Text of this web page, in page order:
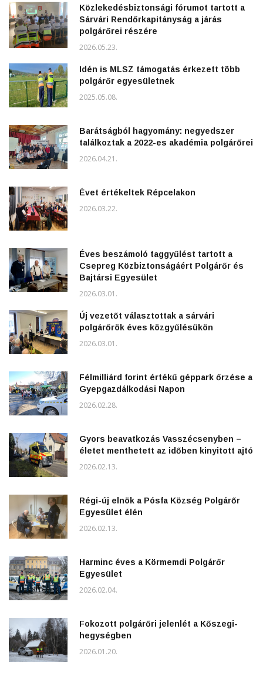
Közlekedésbiztonsági fórumot tartott a
Sárvári Rendőrkapitányság a járás
polgárőrei részére
2026.05.23.
Idén is MLSZ támogatás érkezett több
polgárőr egyesületnek
2025.05.08.
Barátságból hagyomány: negyedszer
találkoztak a 2022-es akadémia polgárőrei
2026.04.21.
Évet értékeltek Répcelakon
2026.03.22.
Éves beszámoló taggyűlést tartott a
Csepreg Közbiztonságáért Polgárőr és
Bajtársi Egyesület
2026.03.01.
Új vezetőt választottak a sárvári
polgárőrök éves közgyűlésükön
2026.03.01.
Félmilliárd forint értékű géppark őrzése a
Gyepgazdálkodási Napon
2026.02.28.
Gyors beavatkozás Vasszécsenyben –
életet menthetett az időben kinyitott ajtó
2026.02.13.
Régi-új elnök a Pósfa Község Polgárőr
Egyesület élén
2026.02.13.
Harminc éves a Körmemdi Polgárőr
Egyesület
2026.02.04.
Fokozott polgárőri jelenlét a Kőszegi-
hegységben
2026.01.20.